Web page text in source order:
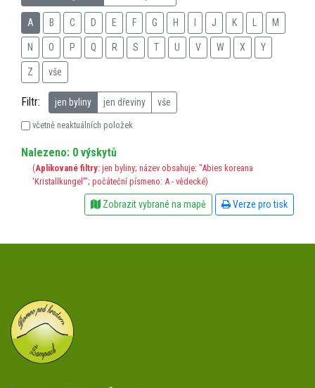
A B C D E F G H J K M
N O P Q R S T U V W X Y
Z vše
Filtr: jen byliny jen dřeviny vše
včetně neaktuálních položek
Nalezeno: 0 výskytů
(Aplikované filtry: jen byliny; název obsahuje: "Abies koreana
'Kristallkungel'"; počáteční písmeno: A - vědecké)
Zobrazit vybrané na mapě Verze pro tisk